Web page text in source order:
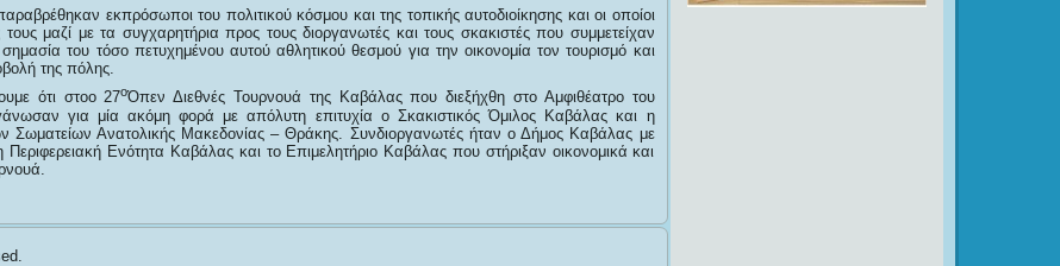
εκπρόσωποι του πολιτικού κόσμου και της τοπικής αυτοδιοίκησης και οι οποίοι
τους μαζί με τα συγχαρητήρια προς τους διοργανωτές και τους σκακιστές που συμμετείχαν
του τόσο πετυχημένου αυτού αθλητικού θεσμού για την οικονομία τον τουρισμό και
της πόλης.
ότι στοο 27οΌπεν Διεθνές Τουρνουά της Καβάλας που διεξήχθη στο Αμφιθέατρο του
για μία ακόμη φορά με απόλυτη επιτυχία ο Σκακιστικός Όμιλος Καβάλας και η
Σωματείων Ανατολικής Μακεδονίας – Θράκης. Συνδιοργανωτές ήταν ο Δήμος Καβάλας με
Ενότητα Καβάλας και το Επιμελητήριο Καβάλας που στήριξαν οικονομικά και